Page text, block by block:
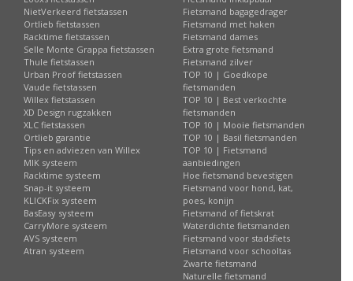
NietVerkeerd fietstassen
Ortlieb fietstassen
Racktime fietstassen
Selle Monte Grappa fietstassen
Thule fietstassen
Urban Proof fietstassen
Vaude fietstassen
Willex fietstassen
XD Design rugzakken
XLC fietstassen
Ortlieb garantie
Tips en adviezen van Willex
MIK systeem
Racktime systeem
Snap-it systeem
KLICKFix systeem
BasEasy systeem
CarryMore systeem
AVS systeem
Atran systeem
Fietsmand bagagedrager
Fietsmand met haken
Fietsmand dames
Extra grote fietsmand
Fietsmand zilver
TOP 10 | Goedkope
fietsmanden
TOP 10 | Best verkochte
fietsmanden
TOP 10 | Mooie fietsmanden
TOP 10 | Basil fietsmanden
TOP 10 | Fietsmand
aanbiedingen
Hoe fietsmand bevestigen
Fietsmand voor hond, kat,
poes, konijn
Fietsmand of fietskrat
Waterdichte fietsmanden
Fietsmand voor stadsfiets
Fietsmand voor schooltas
Zwarte fietsmand
Naturelle fietsmand